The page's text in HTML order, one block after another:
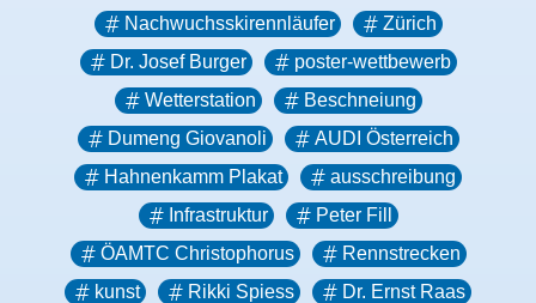
Nachwuchsskirennläufer
Zürich
Dr. Josef Burger
poster-wettbewerb
Wetterstation
Beschneiung
Dumeng Giovanoli
AUDI Österreich
Hahnenkamm Plakat
ausschreibung
Infrastruktur
Peter Fill
ÖAMTC Christophorus
Rennstrecken
kunst
Rikki Spiess
Dr. Ernst Raas